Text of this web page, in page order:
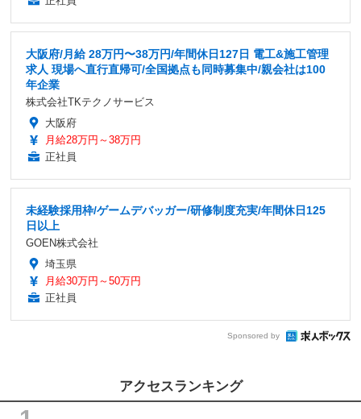
大阪府/月給 28万円〜38万円/年間休日127日 電工&施工管理
求人 現場へ直行直帰可/全国拠点も同時募集中/親会社は100
年企業
株式会社TKテクノサービス
大阪府
月給28万円～38万円
正社員
未経験採用枠/ゲームデバッガー/研修制度充実/年間休日125
日以上
GOEN株式会社
埼玉県
月給30万円～50万円
正社員
Sponsored by
アクセスランキング